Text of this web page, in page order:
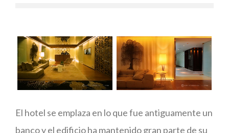
El hotel se emplaza en lo que fue antiguamente un
banco y el edificio ha mantenido gran parte de su